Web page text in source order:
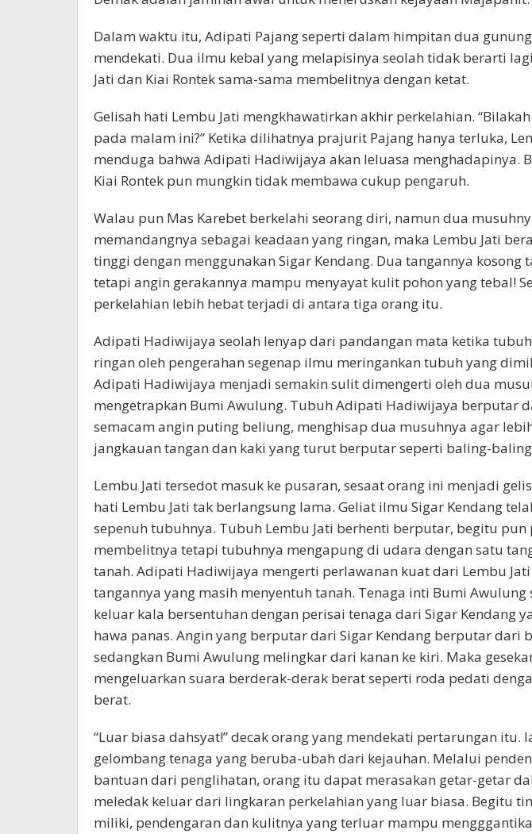
Dalam waktu itu, Adipati Pajang seperti dalam himpitan dua
mendekati. Dua ilmu kebal yang melapisinya seolah tidak berarti
Jati dan Kiai Rontek sama-sama membelitnya dengan ketat.
Gelisah hati Lembu Jati mengkhawatirkan akhir perkelahian.
pada malam ini?” Ketika dilihatnya prajurit Pajang hanya terluka,
menduga bahwa Adipati Hadiwijaya akan leluasa menghadapinya.
Kiai Rontek pun mungkin tidak membawa cukup pengaruh.
Walau pun Mas Karebet berkelahi seorang diri, namun dua
memandangnya sebagai keadaan yang ringan, maka Lembu Jati
tinggi dengan menggunakan Sigar Kendang. Dua tangannya kosong
tetapi angin gerakannya mampu menyayat kulit pohon yang tebal!
perkelahian lebih hebat terjadi di antara tiga orang itu.
Adipati Hadiwijaya seolah lenyap dari pandangan mata ketika
ringan oleh pengerahan segenap ilmu meringankan tubuh yang
Adipati Hadiwijaya menjadi semakin sulit dimengerti oleh dua
mengetrapkan Bumi Awulung. Tubuh Adipati Hadiwijaya berputar
semacam angin puting beliung, menghisap dua musuhnya agar
jangkauan tangan dan kaki yang turut berputar seperti baling-
Lembu Jati tersedot masuk ke pusaran, sesaat orang ini menjadi
hati Lembu Jati tak berlangsung lama. Geliat ilmu Sigar Kendang
sepenuh tubuhnya. Tubuh Lembu Jati berhenti berputar, begitu pun
membelitnya tetapi tubuhnya mengapung di udara dengan satu
tanah. Adipati Hadiwijaya mengerti perlawanan kuat dari Lembu
tangannya yang masih menyentuh tanah. Tenaga inti Bumi Awulung
keluar kala bersentuhan dengan perisai tenaga dari Sigar Kendang
hawa panas. Angin yang berputar dari Sigar Kendang berputar dari
sedangkan Bumi Awulung melingkar dari kanan ke kiri. Maka
mengeluarkan suara berderak-derak berat seperti roda pedati
berat.
“Luar biasa dahsyat!” decak orang yang mendekati pertarungan itu.
gelombang tenaga yang beruba-ubah dari kejauhan. Melalui
bantuan dari penglihatan, orang itu dapat merasakan getar-getar
meledak keluar dari lingkaran perkelahian yang luar biasa. Begitu
miliki, pendengaran dan kulitnya yang terluar mampu